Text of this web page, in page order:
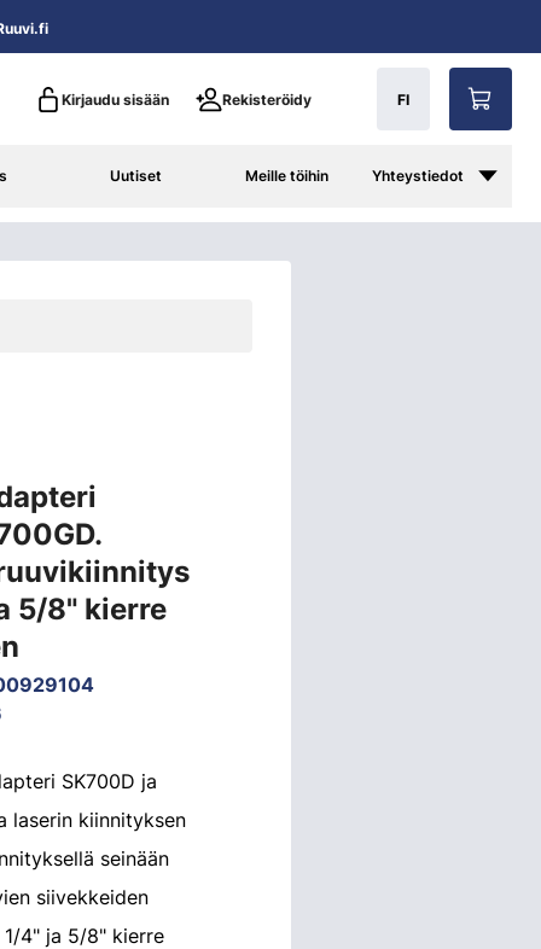
Kirjaudu sisään Rekisteröidy FI
Uutiset Meille töihin Yhteystiedot
5/8" kierre
SK700D ja
laserin kiinnityksen
seinään
siivekkeiden
4" ja 5/8" kierre